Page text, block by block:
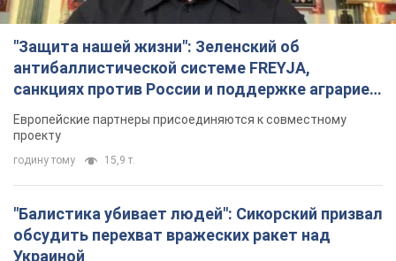
"Балистика убивает людей": Сикорский призвал
обсудить перехват вражеских ракет над
Украиной
Украиной
Налоговая служба передаст Минобороны
данные о мужчинах в возрасте от 18 до 60 лет:
зачем это нужно